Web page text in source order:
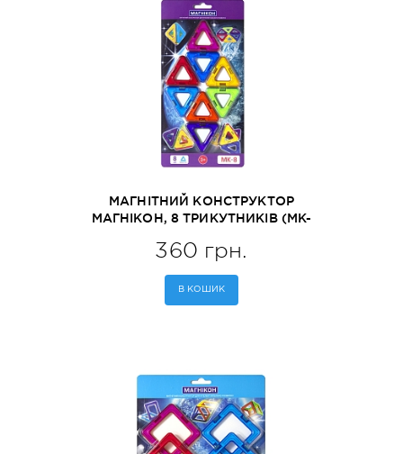
МАГНІТНИЙ КОНСТРУКТОР
МАГНІКОН, 8 ТРИКУТНИКІВ (MK-
360 грн.
В КОШИК